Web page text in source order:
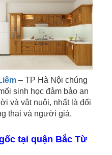
– TP Hà Nội chúng
sinh học đảm bảo an
và vật nuôi, nhất là đối
thai và người già.
tại quận Bắc Từ